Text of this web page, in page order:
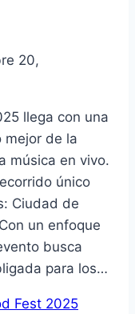
20,
llega con una
mejor de la
música en vivo.
único
Ciudad de
un enfoque
busca
para los…
Fest 2025